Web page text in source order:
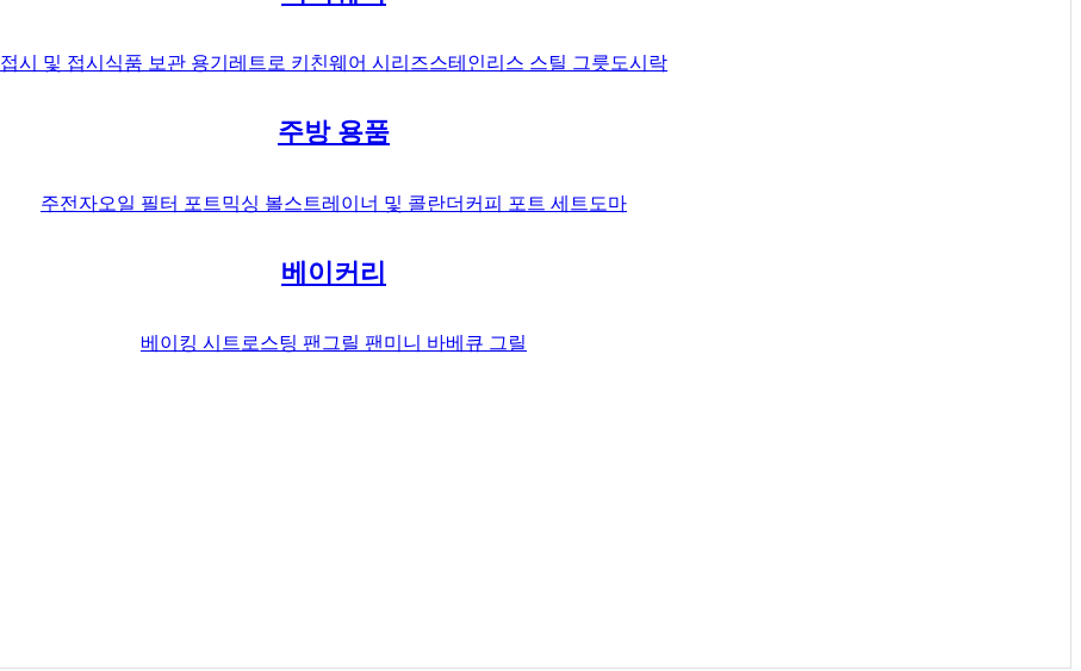
접시 및 접시 식품 보관 용기 레트로 키친웨어 시리즈스테인리스 스틸 그릇도시락
주방 용품
주전자오일 필터 포트믹싱 볼스트레이너 및 콜란더 커피 포트 세트 도마
베이커리
베이킹 시트 로스팅 팬 그릴 팬 미니 바베큐 그릴